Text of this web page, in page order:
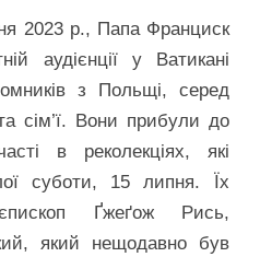
2023 р., Папа Франциск
аудієнції у Ватикані
з Польщі, серед
сім’ї. Вони прибули до
в реколекціях, які
суботи, 15 липня. Їх
Ґжеґож Рись,
який нещодавно був